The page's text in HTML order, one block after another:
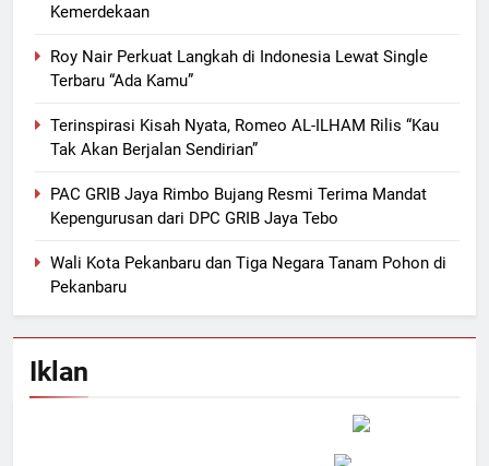
Kemerdekaan
Roy Nair Perkuat Langkah di Indonesia Lewat Single
Terbaru “Ada Kamu”
Terinspirasi Kisah Nyata, Romeo AL-ILHAM Rilis “Kau
Tak Akan Berjalan Sendirian”
PAC GRIB Jaya Rimbo Bujang Resmi Terima Mandat
Kepengurusan dari DPC GRIB Jaya Tebo
Wali Kota Pekanbaru dan Tiga Negara Tanam Pohon di
Pekanbaru
Iklan